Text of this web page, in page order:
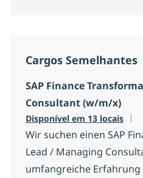
Cargos Semelhantes
SAP Finance
Consultant (w/m/x)
Disponível em 13 locais
Wir suchen einen SAP
Lead / Managing
umfangreiche Erfahrung